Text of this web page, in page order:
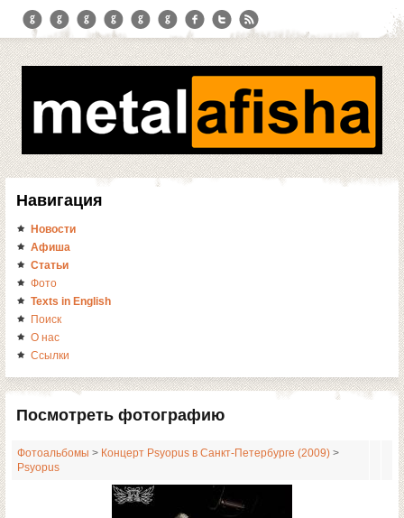
Навигация
Новости
Афиша
Статьи
Фото
Texts in English
Поиск
О нас
Ссылки
Посмотреть фотографию
Фотоальбомы > Концерт Psyopus в Санкт-Петербурге (2009) >
Psyopus